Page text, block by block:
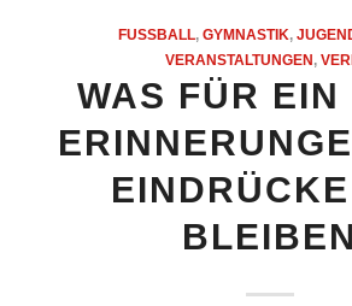
FUSSBALL GYMNASTIK
VERANSTALTUNGEN
WAS FÜR EIN
BLEIBEN